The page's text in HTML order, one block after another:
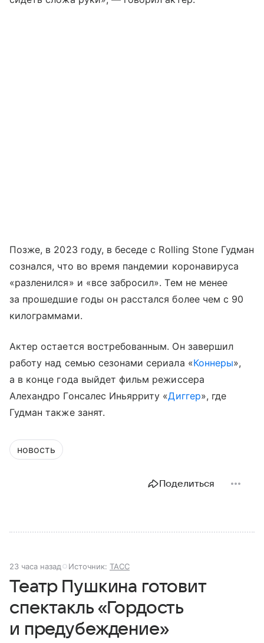
Позже, в 2023 году, в беседе с Rolling Stone Гудман
сознался, что во время пандемии коронавируса
«разленился» и «все забросил». Тем не менее
за прошедшие годы он расстался более чем с 90
килограммами.
Актер остается востребованным. Он завершил
работу над семью сезонами сериала «Коннеры»,
а в конце года выйдет фильм режиссера
Алехандро Гонсалес Иньярриту «Диггер», где
Гудман также занят.
новость
Поделиться
23 часа назад Источник: ТАСС
Театр Пушкина готовит
спектакль «Гордость
и предубеждение»